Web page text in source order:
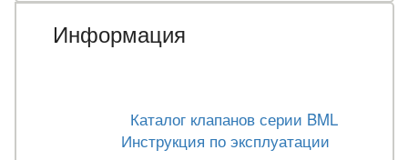
Информация
Каталог клапанов серии BML
Инструкция по эксплуатации